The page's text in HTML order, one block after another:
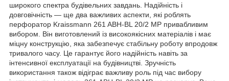
широкого спектра будівельних завдань. Надійність і
довговічність — ще два важливих аспекти, які роблять
перфоратор Kraissmann 261 ABH-BL 20/2 MP привабливим
вибором. Він виготовлений із високоякісних матеріалів і має
міцну конструкцію, яка забезпечує стабільну роботу впродовж
тривалого часу. Це гарантує його надійність навіть за
інтенсивної експлуатації на будівництві. Зручність
використання також відіграє важливу роль під час вибору